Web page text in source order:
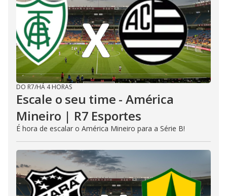
DO R7/HÁ 4 HORAS
Escale o seu time - América
Mineiro | R7 Esportes
É hora de escalar o América Mineiro para a Série B!